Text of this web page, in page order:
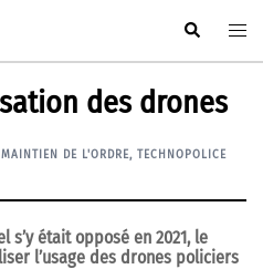
Rechercher
des drones
MAINTIEN DE L'ORDRE, TECHNOPOLICE
s’y était opposé en 2021, le
l’usage des drones policiers